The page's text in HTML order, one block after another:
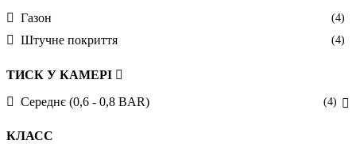
Газон
(4)
Штучне покриття (4)
ТИСК У КАМЕРІ
Середнє (0,6 - 0,8 BAR)
(4)
КЛАСС